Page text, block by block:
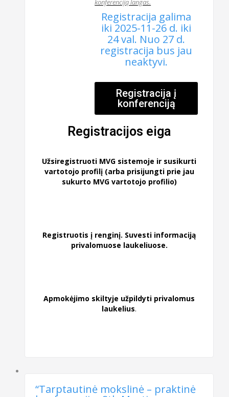
Registracija galima
iki 2025-11-26 d. iki
24 val. Nuo 27 d.
registracija bus jau
neaktyvi.
Registracija į
konferenciją
Registracijos eiga
Užsiregistruoti MVG sistemoje ir susikurti
vartotojo profilį (arba prisijungti prie jau
sukurto MVG vartotojo profilio)
Registruotis į renginį. Suvesti informaciją
privalomuose laukeliuose.
Apmokėjimo skiltyje užpildyti privalomus
laukelius.
“Tarptautinė mokslinė – praktinė